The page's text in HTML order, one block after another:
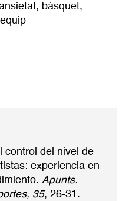
, bàsquet,
control del nivel de
experiencia en
Apunts.
35, 26-31.